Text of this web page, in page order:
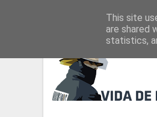
This site
are shared
statistics,